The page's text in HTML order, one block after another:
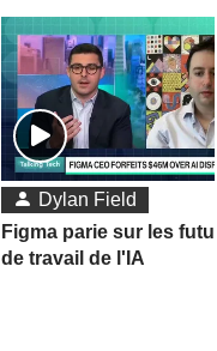
Dylan Field
Figma parie sur les
de travail de l'IA